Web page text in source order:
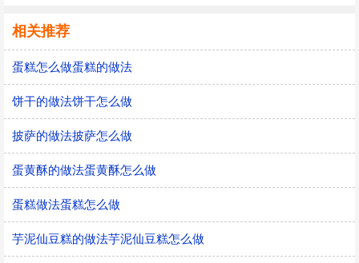
相关推荐
蛋糕怎么做蛋糕的做法
饼干的做法饼干怎么做
披萨的做法披萨怎么做
蛋黄酥的做法蛋黄酥怎么做
蛋糕做法蛋糕怎么做
芋泥仙豆糕的做法芋泥仙豆糕怎么做